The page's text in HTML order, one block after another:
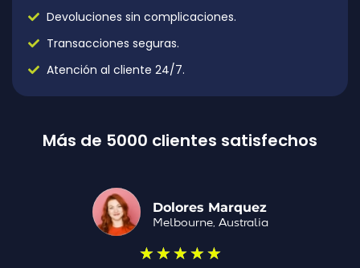
Devoluciones sin complicaciones.
Transacciones seguras.
Atención al cliente 24/7.
Más de 5000 clientes satisfechos
Dolores Marquez
Melbourne, Australia
★★★★★